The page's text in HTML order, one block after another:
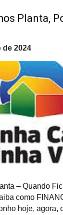
Planta,
de 2024
– Quando
como
hoje, agora,